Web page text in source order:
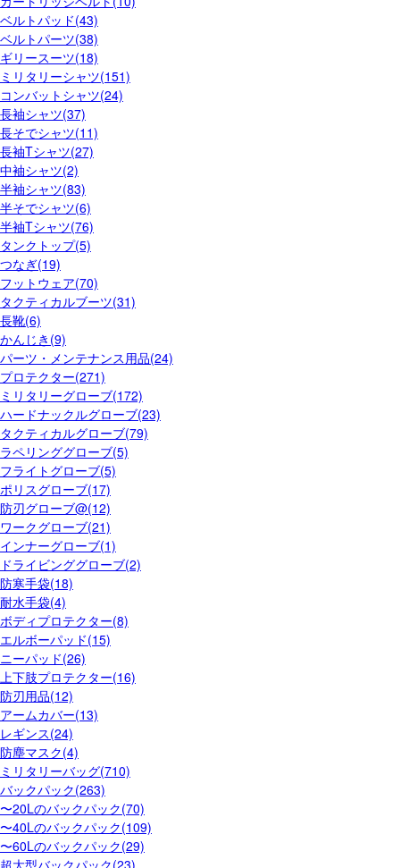
ベルトパッド(43)
ベルトパーツ(38)
ギリースーツ(18)
ミリタリーシャツ(151)
コンバットシャツ(24)
長袖シャツ(37)
長そでシャツ(11)
長袖Tシャツ(27)
中袖シャツ(2)
半袖シャツ(83)
半そでシャツ(6)
半袖Tシャツ(76)
タンクトップ(5)
つなぎ(19)
フットウェア(70)
タクティカルブーツ(31)
長靴(6)
かんじき(9)
パーツ・メンテナンス用品(24)
プロテクター(271)
ミリタリーグローブ(172)
ハードナックルグローブ(23)
タクティカルグローブ(79)
ラペリンググローブ(5)
フライトグローブ(5)
ポリスグローブ(17)
防刃グローブ@(12)
ワークグローブ(21)
インナーグローブ(1)
ドライビンググローブ(2)
防寒手袋(18)
耐水手袋(4)
ボディプロテクター(8)
エルボーパッド(15)
ニーパッド(26)
上下肢プロテクター(16)
防刃用品(12)
アームカバー(13)
レギンス(24)
防塵マスク(4)
ミリタリーバッグ(710)
バックパック(263)
〜20Lのバックパック(70)
〜40Lのバックパック(109)
〜60Lのバックパック(29)